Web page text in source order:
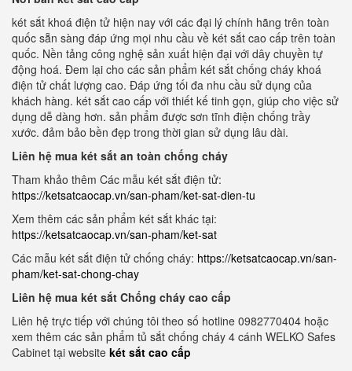
két sắt khoá điện tử hiện nay với các đại lý chính hãng trên toàn
quốc sẵn sàng đáp ứng mọi nhu cầu về két sắt cao cấp trên toàn
quốc. Nền tảng công nghệ sản xuất hiện đại với dây chuyền tự
động hoá. Đem lại cho các sản phẩm két sắt chống cháy khoá
điện tử chất lượng cao. Đáp ứng tối đa nhu cầu sử dụng của
khách hàng. két sắt cao cấp với thiết kế tinh gọn, giúp cho việc sử
dụng dễ dàng hơn. sản phẩm được sơn tĩnh điện chống trầy
xước. đảm bảo bền đẹp trong thời gian sử dụng lâu dài.
Liên hệ mua két sắt an toàn chống cháy
Tham khảo thêm Các mẫu két sắt điện tử:
https://ketsatcaocap.vn/san-pham/ket-sat-dien-tu
Xem thêm các sản phẩm két sắt khác tại:
https://ketsatcaocap.vn/san-pham/ket-sat
Các mẫu két sắt điện tử chống cháy: https://ketsatcaocap.vn/san-
pham/ket-sat-chong-chay
Liên hệ mua két sắt Chống cháy cao cấp
Liên hệ trực tiếp với chúng tôi theo số hotline 0982770404 hoặc
xem thêm các sản phẩm tủ sắt chống cháy 4 cánh WELKO Safes
Cabinet tại website két sắt cao cấp